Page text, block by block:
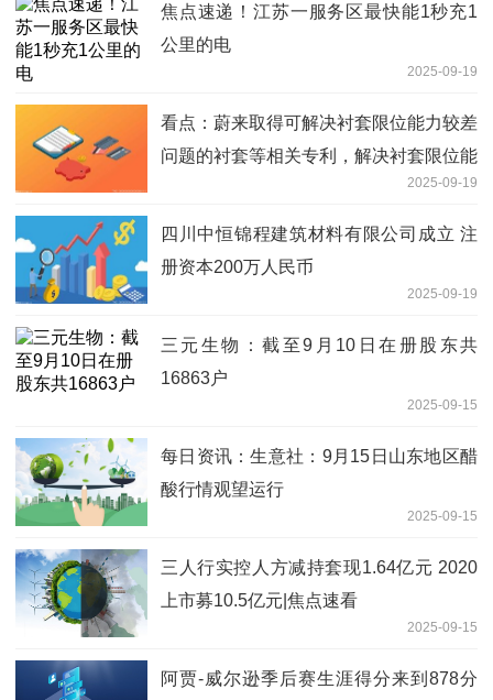
焦点速递！江苏一服务区最快能1秒充1
公里的电
2025-09-19
看点：蔚来取得可解决衬套限位能力较差
问题的衬套等相关专利，解决衬套限位能
2025-09-19
四川中恒锦程建筑材料有限公司成立 注
册资本200万人民币
2025-09-19
三元生物：截至9月10日在册股东共
16863户
2025-09-15
每日资讯：生意社：9月15日山东地区醋
酸行情观望运行
2025-09-15
三人行实控人方减持套现1.64亿元 2020
上市募10.5亿元|焦点速看
2025-09-15
阿贾-威尔逊季后赛生涯得分来到878分